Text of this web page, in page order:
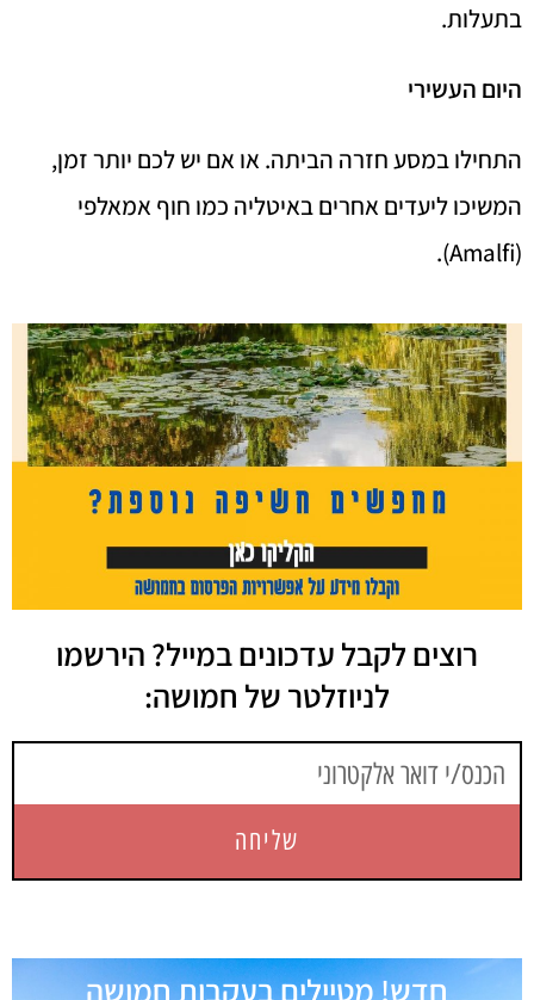
בתעלות.
היום העשירי
התחילו במסע חזרה הביתה. או אם יש לכם יותר זמן,
המשיכו ליעדים אחרים באיטליה כמו חוף אמאלפי
(Amalfi).
רוצים לקבל עדכונים במייל? הירשמו
לניוזלטר של חמושה:
שליחה
חדש! מטיילים בעקבות חמושה